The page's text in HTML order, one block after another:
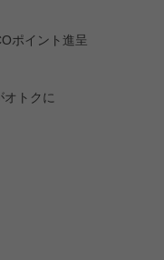
ポイント進呈
オトクに